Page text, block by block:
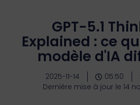
GPT-5.1
Explained : ce
modèle d'IA
2025-11-14 05:50
Dernière mise à jour le 14